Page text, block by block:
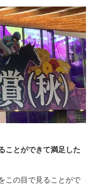
ことができて満足した
この目で見ることがで